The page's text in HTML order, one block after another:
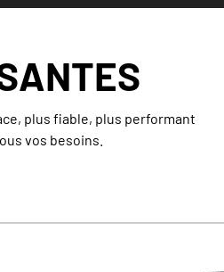
plus fiable, plus performant
vos besoins.